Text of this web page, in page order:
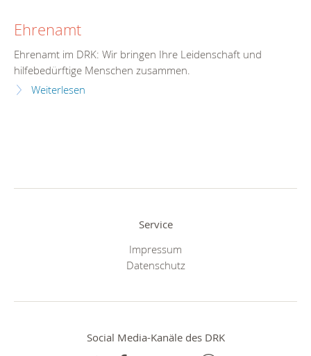
Ehrenamt
Ehrenamt im DRK: Wir bringen Ihre Leidenschaft und
hilfebedürftige Menschen zusammen.
Weiterlesen
Service
Impressum
Datenschutz
Social Media-Kanäle des DRK